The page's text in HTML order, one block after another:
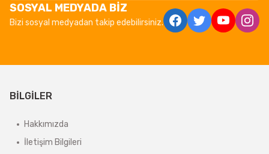
SOSYAL MEDYADA BİZ
Bizi sosyal medyadan takip edebilirsiniz.
BİLGİLER
Hakkımızda
İletişim Bilgileri